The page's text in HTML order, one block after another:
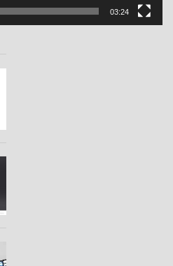
03:24